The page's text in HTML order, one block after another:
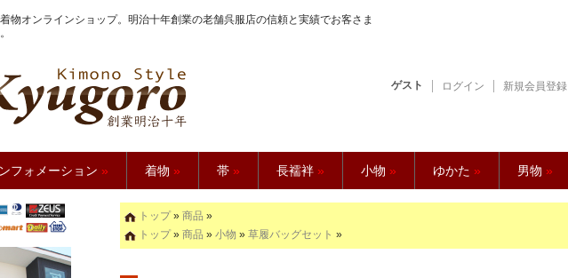
物オンラインショップ。明治十年創業の老舗呉服店の信頼と実績でお客さま
きもの館【久五郎】
ゲスト ログイン 新規会員登録
フォメーション » 着物 » 帯 » 長襦袢 » 小物 » ゆかた » 男物 »
トップ» 商品 »
トップ» 商品 » 小物 » 草履バッグセット »